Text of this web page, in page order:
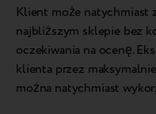
Klient może natychmiast
najbliższym sklepie bez
oczekiwania na ocenę.
klienta przez
można natychmiast